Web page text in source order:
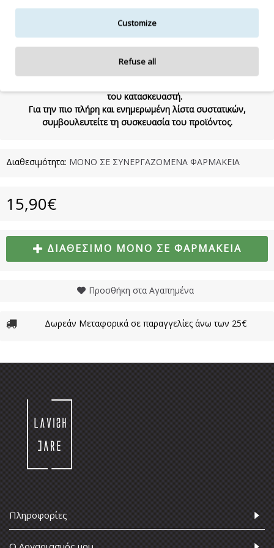
BARBADENSIS LEAF EXTRACT, CALENDULA OFFICINALIS FLOWER
EXTRACT, SODIUM CITRATE, BIOFLAVONOIDS, SODIUM BENZOATE
του κατασκευαστή.
Για την πιο πλήρη και ενημερωμένη λίστα συστατικών,
συμβουλευτείτε τη συσκευασία του προϊόντος.
Διαθεσιμότητα: ΜΟΝΟ ΣΕ ΣΥΝΕΡΓΑΖΟΜΕΝΑ ΦΑΡΜΑΚΕΙΑ
15,90€
ΔΙΑΘΈΣΙΜΟ ΜΌΝΟ ΣΕ ΦΑΡΜΑΚΕΊΑ
Προσθήκη στα Αγαπημένα
Δωρεάν Μεταφορικά σε παραγγελίες άνω των 25€
Πληροφορίες
Customize
Refuse all